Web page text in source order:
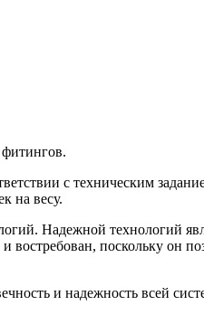
с техническим
на весу.
Надежной технологий
поскольку он
и надежность всей